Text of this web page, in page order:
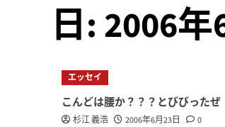
日:2006年
エッセイ
こんどは腰か？？？とびびったぜ
杉江 義浩 2006年6月23日
0